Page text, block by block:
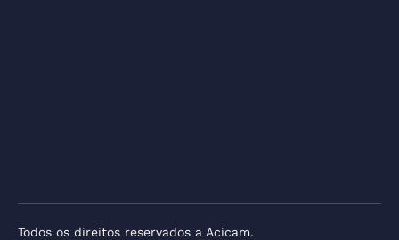
Todos os direitos reservados a Acicam.